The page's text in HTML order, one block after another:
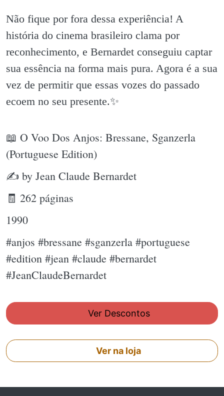
Não fique por fora dessa experiência! A
história do cinema brasileiro clama por
reconhecimento, e Bernardet conseguiu captar
sua essência na forma mais pura. Agora é a sua
vez de permitir que essas vozes do passado
ecoem no seu presente.✨️
📖 O Voo Dos Anjos: Bressane, Sganzerla
(Portuguese Edition)
✍ by Jean Claude Bernardet
🧾 262 páginas
1990
#anjos #bressane #sganzerla #portuguese
#edition #jean #claude #bernardet
#JeanClaudeBernardet
Ver Descontos
Ver na loja